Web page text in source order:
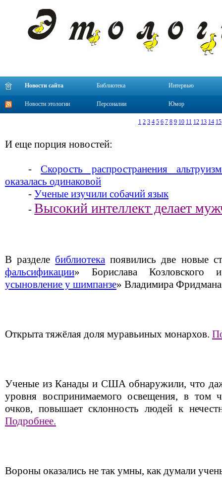
Новости сайта Библиотека Интервью
Новости этологии Персоналии Юмор
1 2 3 4 5 6 7 8 9 10 11 12 13 14 15
И еще порция новостей:
-Скорость распространения
оказалась одинаковой
-Ученые изучили собачий язык
-Высокий интеллект делает
В разделе библиотека появились две новые
фальсификации» Борислава Козловского
усыновление у шимпанзе» Владимира
Открыта тяжёлая доля муравьиных монархов.
Ученые из Канады и США обнаружили, что
уровня воспринимаемого освещения, в том
очков, повышает склонность людей к
Подробнее.
Вороны оказались не так умны, как думали